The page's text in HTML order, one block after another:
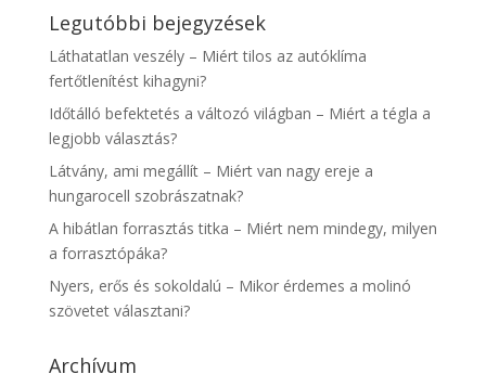
Legutóbbi bejegyzések
Láthatatlan veszély – Miért tilos az autóklíma
fertőtlenítést kihagyni?
Időtálló befektetés a változó világban – Miért a tégla a
legjobb választás?
Látvány, ami megállít – Miért van nagy ereje a
hungarocell szobrászatnak?
A hibátlan forrasztás titka – Miért nem mindegy, milyen
a forrasztópáka?
Nyers, erős és sokoldalú – Mikor érdemes a molinó
szövetet választani?
Archívum